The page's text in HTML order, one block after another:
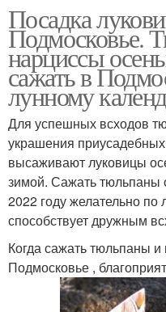
Посадка
Подмосковье.
нарциссы
сажать в
лунному
Для успешных всходов
украшения
высаживают луковицы
зимой. Сажать тюльпаны
2022 году желательно
способствует дружным
Когда сажать тюльпаны
Подмосковье ,